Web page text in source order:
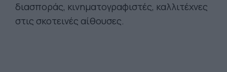
διασποράς, κινηματογραφιστές, καλλιτέχνες
στις σκοτεινές αίθουσες.